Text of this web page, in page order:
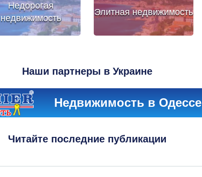
Недорогая
недвижимость
Элитная недвижимость
Наши партнеры в Украине
Недвижимость в Одессе
Читайте последние публикации